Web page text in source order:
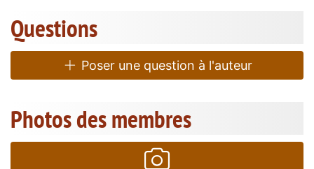
Questions
Poser une question à l'auteur
Photos des membres